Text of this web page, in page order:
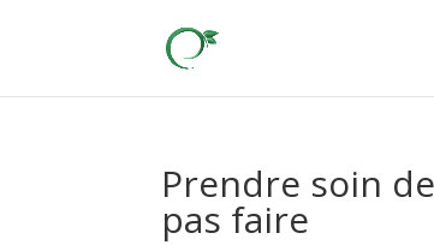
Prendre soin
pas faire